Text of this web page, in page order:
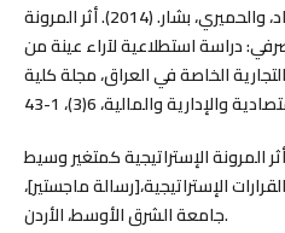
الياسري، أكرم، والخالدي، عواد، والحميري، بشار. (2014). أثر المرونة
دراسة استطلاعية لآراء عينة من
الخاصة في العراق، مجلة كلية
بسمة، وليد سليم. (2010). أثر المرونة الإستراتيجية كمتغير وسيط
الإستراتيجية،[رسالة ماجستير]،
جامعة الشرق الأوسط، الأردن.